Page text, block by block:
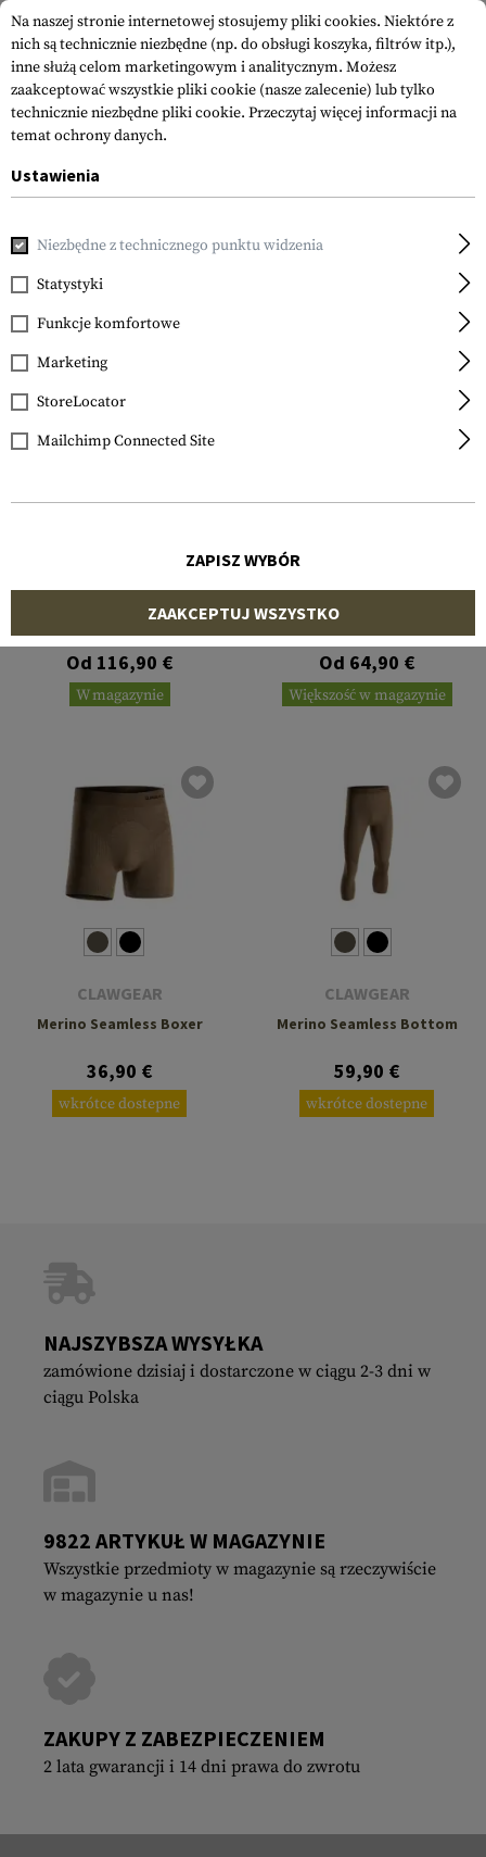
ARC'TERYX
Cold WX Bottom AR Men's
Wool
Od 116,90 €
W magazynie
ARC'TERYX
Cold WX Boxer AR Men's
Wool
Od 64,90 €
Większość w magazynie
CLAWGEAR
Merino Seamless Boxer
36,90 €
wkrótce dostepne
CLAWGEAR
Merino Seamless Bottom
59,90 €
wkrótce dostepne
NAJSZYBSZA WYSYŁKA
zamówione dzisiaj i dostarczone w ciągu 2-3 dni w
ciągu Polska
9822 ARTYKUŁ W MAGAZYNIE
Wszystkie przedmioty w magazynie są rzeczywiście
w magazynie u nas!
ZAKUPY Z ZABEZPIECZENIEM
2 lata gwarancji i 14 dni prawa do zwrotu
Na naszej stronie internetowej stosujemy pliki cookies. Niektóre z
nich są technicznie niezbędne (np. do obsługi koszyka, filtrów itp.),
inne służą celom marketingowym i analitycznym. Możesz
zaakceptować wszystkie pliki cookie (nasze zalecenie) lub tylko
technicznie niezbędne pliki cookie. Przeczytaj więcej informacji na
temat ochrony danych.
Ustawienia
Niezbędne z technicznego punktu widzenia
Statystyki
Funkcje komfortowe
Marketing
StoreLocator
Mailchimp Connected Site
ZAPISZ WYBÓR
ZAAKCEPTUJ WSZYSTKO